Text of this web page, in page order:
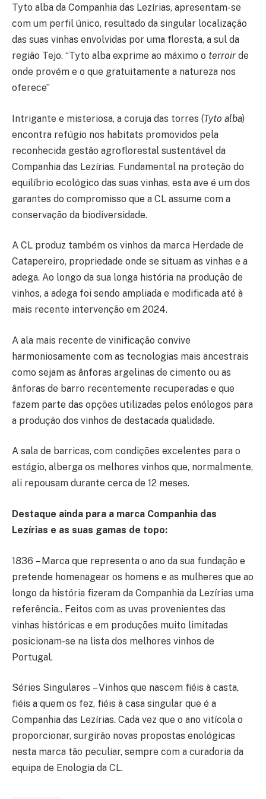
Tyto alba da Companhia das Lezírias, apresentam-se
com um perfil único, resultado da singular localização
das suas vinhas envolvidas por uma floresta, a sul da
região Tejo. “Tyto alba exprime ao máximo o terroir de
onde provém e o que gratuitamente a natureza nos
oferece”
Intrigante e misteriosa, a coruja das torres (Tyto alba)
encontra refúgio nos habitats promovidos pela
reconhecida gestão agroflorestal sustentável da
Companhia das Lezírias. Fundamental na proteção do
equilíbrio ecológico das suas vinhas, esta ave é um dos
garantes do compromisso que a CL assume com a
conservação da biodiversidade.
A CL produz também os vinhos da marca Herdade de
Catapereiro, propriedade onde se situam as vinhas e a
adega. Ao longo da sua longa história na produção de
vinhos, a adega foi sendo ampliada e modificada até à
mais recente intervenção em 2024.
A ala mais recente de vinificação convive
harmoniosamente com as tecnologias mais ancestrais
como sejam as ânforas argelinas de cimento ou as
ânforas de barro recentemente recuperadas e que
fazem parte das opções utilizadas pelos enólogos para
a produção dos vinhos de destacada qualidade.
A sala de barricas, com condições excelentes para o
estágio, alberga os melhores vinhos que, normalmente,
ali repousam durante cerca de 12 meses.
Destaque ainda para a marca Companhia das
Lezírias e as suas gamas de topo:
1836 – Marca que representa o ano da sua fundação e
pretende homenagear os homens e as mulheres que ao
longo da história fizeram da Companhia da Lezírias uma
referência.. Feitos com as uvas provenientes das
vinhas históricas e em produções muito limitadas
posicionam-se na lista dos melhores vinhos de
Portugal.
Séries Singulares – Vinhos que nascem fiéis à casta,
fiéis a quem os fez, fiéis à casa singular que é a
Companhia das Lezírias. Cada vez que o ano vitícola o
proporcionar, surgirão novas propostas enológicas
nesta marca tão peculiar, sempre com a curadoria da
equipa de Enologia da CL.